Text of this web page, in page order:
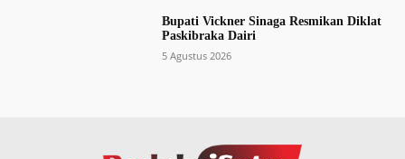
Bupati Vickner Sinaga Resmikan Diklat
Paskibraka Dairi
5 Agustus 2026